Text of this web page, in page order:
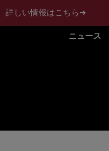
詳しい情報はこちら➜
ニュース